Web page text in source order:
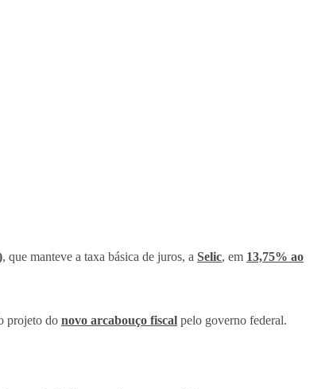
, que manteve a taxa básica de juros, a Selic, em 13,75% ao
projeto do novo arcabouço fiscal pelo governo federal.